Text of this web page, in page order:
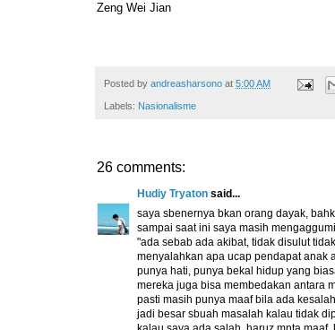
Zeng Wei Jian
Posted by andreasharsono at 5:00 AM
Labels: Nasionalisme
26 comments:
Hudiy Tryaton said...
saya sbenernya bkan orang dayak,
sampai saat ini saya masih
"ada sebab ada akibat, tidak disulut
menyalahkan apa ucap pendapat anak
punya hati, punya bekal hidup yang
mereka juga bisa membedakan antara
pasti masih punya maaf bila ada
jadi besar sbuah masalah kalau tidak